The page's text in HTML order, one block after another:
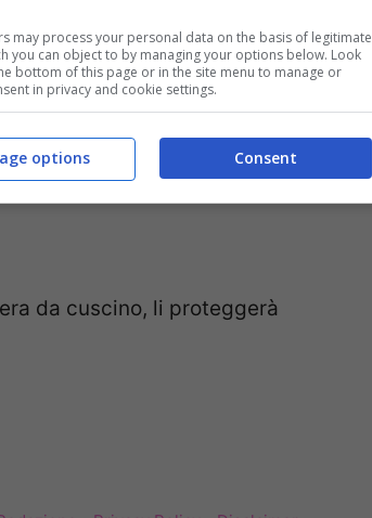
da cuscino, li proteggerà
may process your personal data on the basis of legitimate
you can object to by managing your options below. Look
bottom of this page or in the site menu to manage or
in privacy and cookie settings.
Consent
options